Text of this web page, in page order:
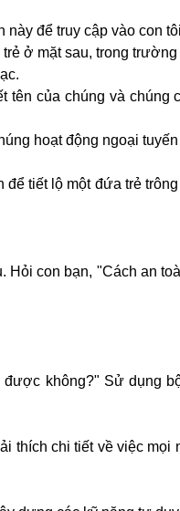
để truy cập vào con
ở mặt sau, trong
của chúng và chúng
hoạt động ngoại
tiết lộ một đứa trẻ
con bạn, "Cách an
không?" Sử dụng
thích chi tiết về việc mọi